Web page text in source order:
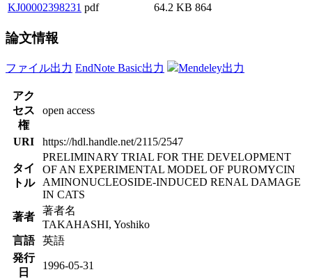
KJ00002398231 pdf 64.2 KB 864
論文情報
ファイル出力 EndNote Basic出力 Mendeley出力
アク
セス
権
open access
URI https://hdl.handle.net/2115/2547
タイ
トル
PRELIMINARY TRIAL FOR THE DEVELOPMENT
OF AN EXPERIMENTAL MODEL OF PUROMYCIN
AMINONUCLEOSIDE-INDUCED RENAL DAMAGE
IN CATS
著者
著者名
TAKAHASHI, Yoshiko
言語
英語
発行
日
1996-05-31